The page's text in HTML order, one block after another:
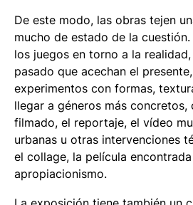
De este modo, las obras tejen
mucho de estado de la
los juegos en torno a la
pasado que acechan el
experimentos con formas,
llegar a géneros más
filmado, el reportaje, el vídeo
urbanas u otras intervenciones
el collage, la película
apropiacionismo.